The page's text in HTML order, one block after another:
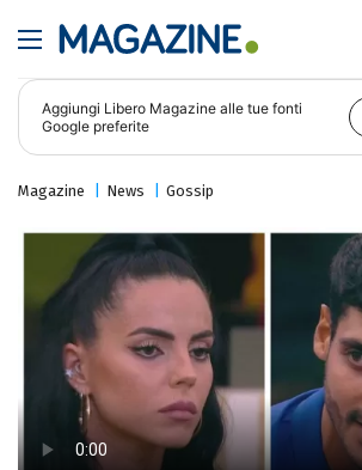
Aggiungi Libero Magazine alle tue fonti
Google preferite
Magazine News Gossip